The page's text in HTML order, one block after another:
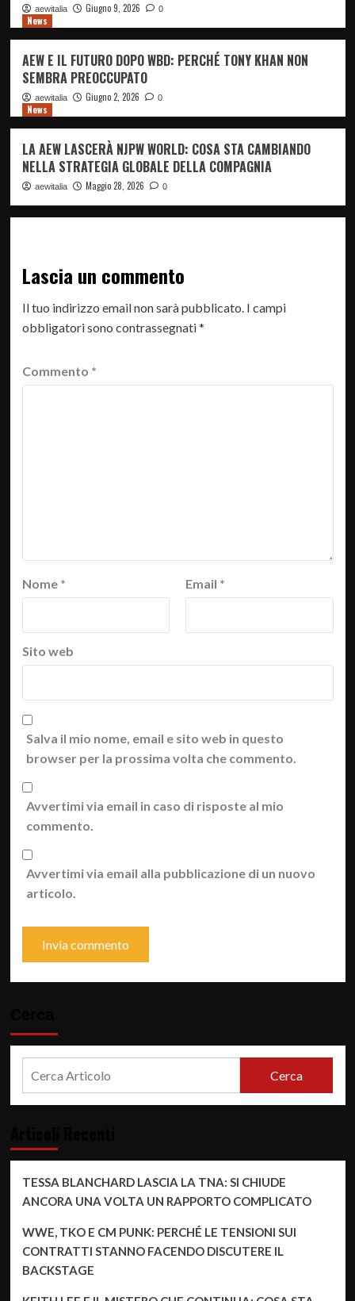
aewitalia Giugno 9, 2026 0
News
AEW E IL FUTURO DOPO WBD: PERCHÉ TONY KHAN NON
SEMBRA PREOCCUPATO
aewitalia Giugno 2, 2026 0
News
LA AEW LASCERÀ NJPW WORLD: COSA STA CAMBIANDO
NELLA STRATEGIA GLOBALE DELLA COMPAGNIA
aewitalia Maggio 28, 2026 0
Lascia un commento
Il tuo indirizzo email non sarà pubblicato. I campi
obbligatori sono contrassegnati*
Commento *
Nome * Email *
Sito web
Salva il mio nome, email e sito web in questo
browser per la prossima volta che commento.
Avvertimi via email in caso di risposte al mio
commento.
Avvertimi via email alla pubblicazione di un nuovo
articolo.
Cerca
TESSA BLANCHARD LASCIA LA TNA: SI CHIUDE
ANCORA UNA VOLTA UN RAPPORTO COMPLICATO
WWE, TKO E CM PUNK: PERCHÉ LE TENSIONI SUI
CONTRATTI STANNO FACENDO DISCUTERE IL
BACKSTAGE